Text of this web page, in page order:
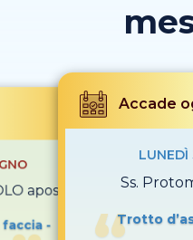
apostoli
faccia -
Accade
Ss.
Trotto